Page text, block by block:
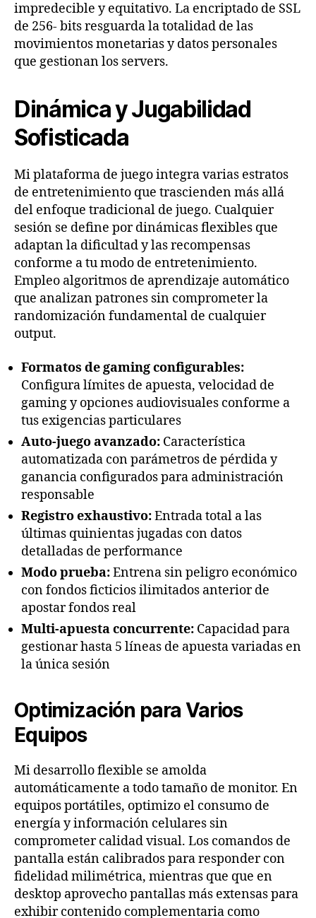
impredecible y equitativo. La encriptado de SSL
de 256- bits resguarda la totalidad de las
movimientos monetarias y datos personales
que gestionan los servers.
Dinámica y Jugabilidad
Sofisticada
Mi plataforma de juego integra varias estratos
de entretenimiento que trascienden más allá
del enfoque tradicional de juego. Cualquier
sesión se define por dinámicas flexibles que
adaptan la dificultad y las recompensas
conforme a tu modo de entretenimiento.
Empleo algoritmos de aprendizaje automático
que analizan patrones sin comprometer la
randomización fundamental de cualquier
output.
Formatos de gaming configurables:
Configura límites de apuesta, velocidad de
gaming y opciones audiovisuales conforme a
tus exigencias particulares
Auto-juego avanzado: Característica
automatizada con parámetros de pérdida y
ganancia configurados para administración
responsable
Registro exhaustivo:Entrada total a las
últimas quinientas jugadas con datos
detalladas de performance
Modo prueba:Entrena sin peligro económico
con fondos ficticios ilimitados anterior de
apostar fondos real
Multi-apuesta concurrente: Capacidad para
gestionar hasta 5 líneas de apuesta variadas en
la única sesión
Optimización para Varios
Equipos
Mi desarrollo flexible se amolda
automáticamente a todo tamaño de monitor. En
equipos portátiles, optimizo el consumo de
energía y información celulares sin
comprometer calidad visual. Los comandos de
pantalla están calibrados para responder con
fidelidad milimétrica, mientras que que en
desktop aprovecho pantallas más extensas para
exhibir contenido complementaria como